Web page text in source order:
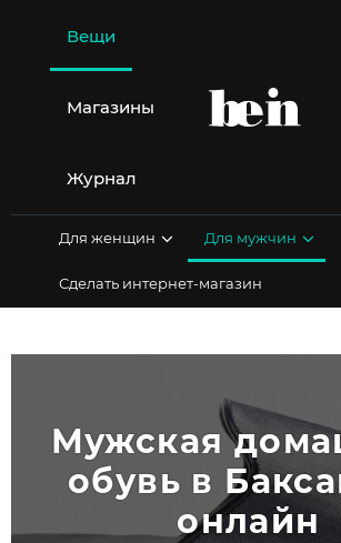
содержимому
Вещи
Магазины
Журнал
Для женщин Для мужчин
Сделать интернет-магазин
Мужская
обувь в
онлайн